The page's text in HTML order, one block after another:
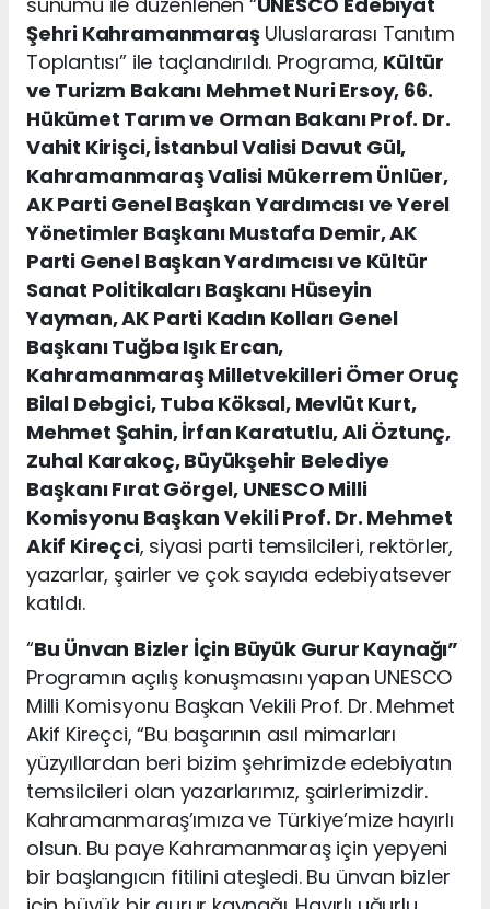
Şehri KahramanmaraşUluslararası Tanıtım
Toplantısı” ile taçlandırıldı. Programa, Kültür
ve Turizm Bakanı Mehmet Nuri Ersoy, 66.
Hükümet Tarım ve Orman Bakanı Prof. Dr.
Vahit Kirişci, İstanbul Valisi Davut Gül,
Kahramanmaraş Valisi Mükerrem Ünlüer,
AK Parti Genel Başkan Yardımcısı ve Yerel
Yönetimler Başkanı Mustafa Demir, AK
Parti Genel Başkan Yardımcısı ve Kültür
Sanat Politikaları Başkanı Hüseyin
Yayman, AK Parti Kadın Kolları Genel
Başkanı Tuğba Işık Ercan,
Kahramanmaraş Milletvekilleri Ömer Oruç
Bilal Debgici, Tuba Köksal, Mevlüt Kurt,
Mehmet Şahin, İrfan Karatutlu, Ali Öztunç,
Zuhal Karakoç, Büyükşehir Belediye
Başkanı Fırat Görgel, UNESCO Milli
Komisyonu Başkan Vekili Prof. Dr. Mehmet
Akif Kireçci, siyasi parti temsilcileri, rektörler,
yazarlar, şairler ve çok sayıda edebiyatsever
katıldı.
“Bu Ünvan Bizler İçin Büyük Gurur Kaynağı”
Programın açılış konuşmasını yapan UNESCO
Milli Komisyonu Başkan Vekili Prof. Dr. Mehmet
Akif Kireçci, “Bu başarının asıl mimarları
yüzyıllardan beri bizim şehrimizde edebiyatın
temsilcileri olan yazarlarımız, şairlerimizdir.
Kahramanmaraş’ımıza ve Türkiye’mize hayırlı
olsun. Bu paye Kahramanmaraş için yepyeni
bir başlangıcın fitilini ateşledi. Bu ünvan bizler